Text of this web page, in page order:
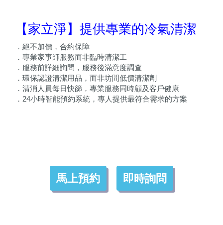
【家立淨】提供專業的冷氣清潔
．絕不加價，合約保障
．專業家事師服務而非臨時清潔工
．服務前詳細詢問，服務後滿意度調查
．環保認證清潔用品，而非坊間低價清潔劑
．清消人員每日快篩，專業服務同時顧及客戶健康
．24小時智能預約系統，專人提供最符合需求的方案
馬上預約 即時詢問